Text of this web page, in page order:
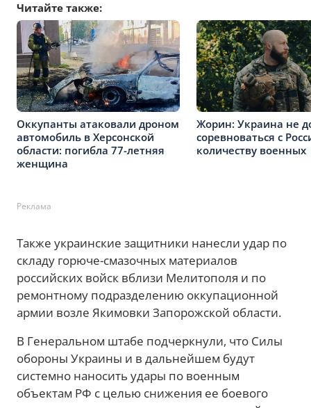
Читайте также:
Оккупанты атаковали дроном
автомобиль в Херсонской
области: погибла 77-летняя
женщина
Жорин: Украина не
соревноваться с
количеству военных
Реклама
Также украинские защитники нанесли удар по
складу горюче-смазочных материалов
российских войск вблизи Мелитополя и по
ремонтному подразделению оккупационной
армии возле Якимовки Запорожской области.
В Генеральном штабе подчеркнули, что Силы
обороны Украины и в дальнейшем будут
системно наносить удары по военным
объектам РФ с целью снижения ее боевого